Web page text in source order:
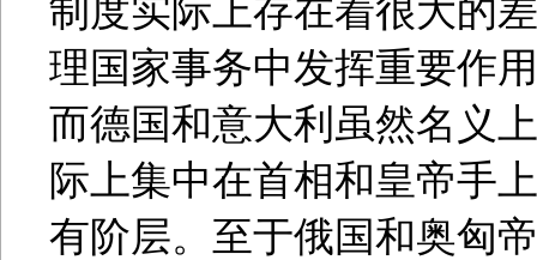
制度实际上存在着很大的
理国家事务中发挥重要作
而德国和意大利虽然名义
际上集中在首相和皇帝手
有阶层。至于俄国和奥匈